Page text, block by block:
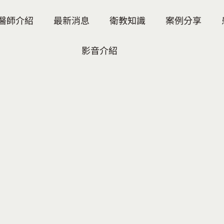
師介紹 最新消息 衛教知識 案例分享
影音介紹